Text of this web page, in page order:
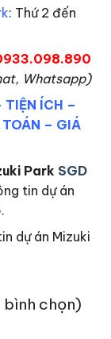
: Thứ 2 đến
Whatsapp)
TIỆN ÍCH –
– GIÁ
Park SGD
tin dự án
dự án Mizuki
chọn)